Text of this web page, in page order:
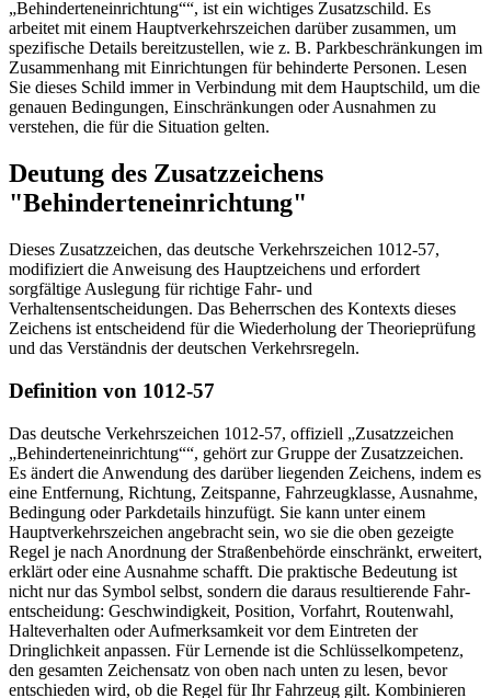
„Behinderteneinrichtung““, ist ein wichtiges Zusatzschild. Es
arbeitet mit einem Hauptverkehrszeichen darüber zusammen, um
spezifische Details bereitzustellen, wie z. B. Parkbeschränkungen im
Zusammenhang mit Einrichtungen für behinderte Personen. Lesen
Sie dieses Schild immer in Verbindung mit dem Hauptschild, um die
genauen Bedingungen, Einschränkungen oder Ausnahmen zu
verstehen, die für die Situation gelten.
Deutung des Zusatzzeichens
"Behinderteneinrichtung"
Dieses Zusatzzeichen, das deutsche Verkehrszeichen 1012-57,
modifiziert die Anweisung des Hauptzeichens und erfordert
sorgfältige Auslegung für richtige Fahr- und
Verhaltensentscheidungen. Das Beherrschen des Kontexts dieses
Zeichens ist entscheidend für die Wiederholung der Theorieprüfung
und das Verständnis der deutschen Verkehrsregeln.
Definition von 1012-57
Das deutsche Verkehrszeichen 1012-57, offiziell „Zusatzzeichen
„Behinderteneinrichtung““, gehört zur Gruppe der Zusatzzeichen.
Es ändert die Anwendung des darüber liegenden Zeichens, indem es
eine Entfernung, Richtung, Zeitspanne, Fahrzeugklasse, Ausnahme,
Bedingung oder Parkdetails hinzufügt. Sie kann unter einem
Hauptverkehrszeichen angebracht sein, wo sie die oben gezeigte
Regel je nach Anordnung der Straßenbehörde einschränkt, erweitert,
erklärt oder eine Ausnahme schafft. Die praktische Bedeutung ist
nicht nur das Symbol selbst, sondern die daraus resultierende Fahr­
ent­schei­dung: Geschwindigkeit, Position, Vorfahrt, Routenwahl,
Halteverhalten oder Aufmerksamkeit vor dem Eintreten der
Dringlichkeit anpassen. Für Lernende ist die Schlüsselkompetenz,
den gesamten Zeichensatz von oben nach unten zu lesen, bevor
entschieden wird, ob die Regel für Ihr Fahrzeug gilt. Kombinieren